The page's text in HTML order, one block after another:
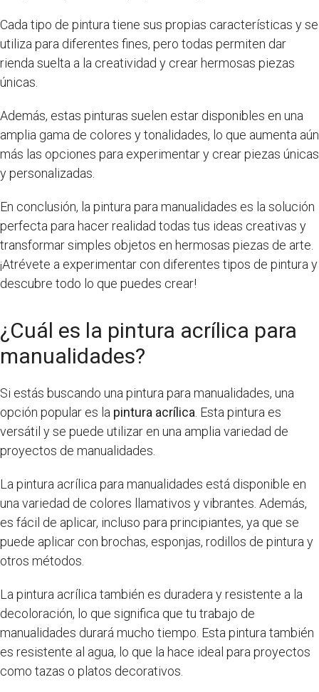
Cada tipo de pintura tiene sus propias características y se
utiliza para diferentes fines, pero todas permiten dar
rienda suelta a la creatividad y crear hermosas piezas
únicas.
Además, estas pinturas suelen estar disponibles en una
amplia gama de colores y tonalidades, lo que aumenta aún
más las opciones para experimentar y crear piezas únicas
y personalizadas.
En conclusión, la pintura para manualidades es la solución
perfecta para hacer realidad todas tus ideas creativas y
transformar simples objetos en hermosas piezas de arte.
¡Atrévete a experimentar con diferentes tipos de pintura y
descubre todo lo que puedes crear!
¿Cuál es la pintura acrílica para
manualidades?
Si estás buscando una pintura para manualidades, una
opción popular es la pintura acrílica . Esta pintura es
versátil y se puede utilizar en una amplia variedad de
proyectos de manualidades.
La pintura acrílica para manualidades está disponible en
una variedad de colores llamativos y vibrantes. Además,
es fácil de aplicar, incluso para principiantes, ya que se
puede aplicar con brochas, esponjas, rodillos de pintura y
otros métodos.
La pintura acrílica también es duradera y resistente a la
decoloración, lo que significa que tu trabajo de
manualidades durará mucho tiempo. Esta pintura también
es resistente al agua, lo que la hace ideal para proyectos
como tazas o platos decorativos.